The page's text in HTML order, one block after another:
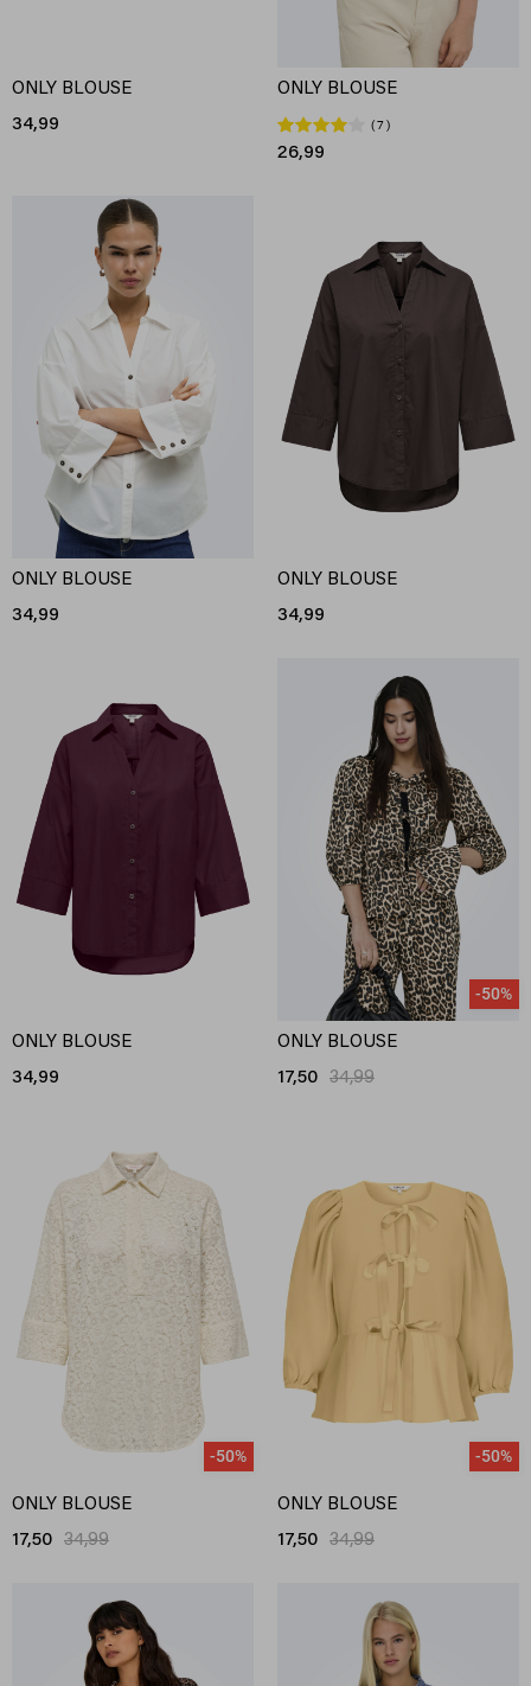
ONLY BLOUSE
34,99
ONLY BLOUSE
7
26,99
ONLY BLOUSE
34,99
ONLY BLOUSE
34,99
ONLY BLOUSE
34,99
-50%
ONLY BLOUSE
17,50 34,99
-50%
ONLY BLOUSE
17,50 34,99
-50%
ONLY BLOUSE
17,50 34,99